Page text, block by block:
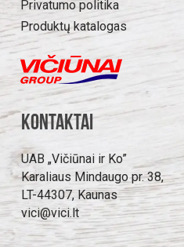
Privatumo politika
Produktų katalogas
Kontaktai
UAB „Vičiūnai ir Ko”
Karaliaus Mindaugo pr. 38,
LT-44307, Kaunas
vici@vici.lt